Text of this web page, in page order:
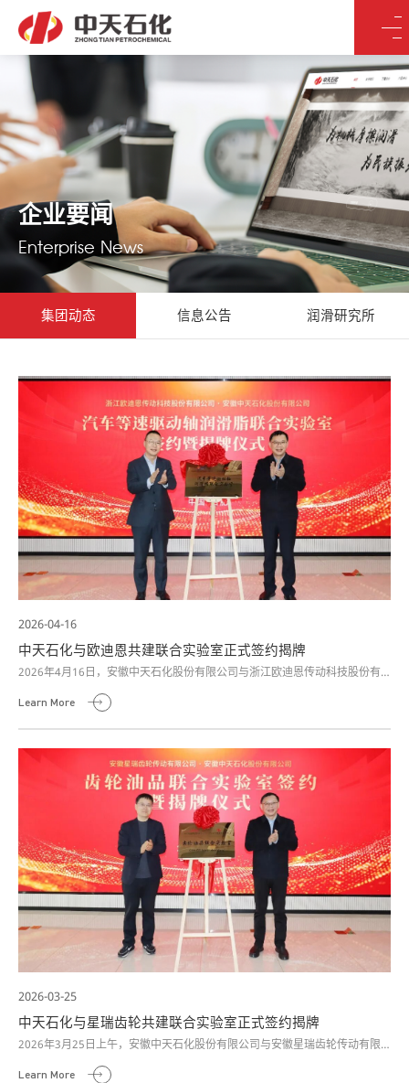
企业要闻
Enterprise News
集团动态 信息公告 润滑研究所
2026-04-16
中天石化与欧迪恩共建联合实验室正式签约揭牌
2026年4月16日，安徽中天石化股份有限公司与浙江欧迪恩传动科技股份有
Learn More
2026-03-25
中天石化与星瑞齿轮共建联合实验室正式签约揭牌
2026年3月25日上午，安徽中天石化股份有限公司与安徽星瑞齿轮传动有限
Learn More